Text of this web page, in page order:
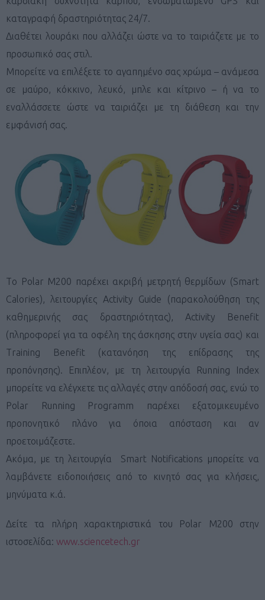
καταγραφή δραστηριότητας 24/7.
Διαθέτει λουράκι που αλλάζει ώστε να το ταιριάζετε με το
προσωπικό σας στιλ.
Μπορείτε να επιλέξετε το αγαπημένο σας χρώμα – ανάμεσα
σε μαύρο, κόκκινο, λευκό, μπλε και κίτρινο – ή να το
εναλλάσσετε ώστε να ταιριάζει με τη διάθεση και την
εμφάνισή σας.
Τo Polar M200 παρέχει ακριβή μετρητή θερμίδων (Smart
Calories), λειτουργίες Activity Guide (παρακολούθηση της
καθημερινής σας δραστηριότητας), Activity Benefit
(πληροφορεί για τα οφέλη της άσκησης στην υγεία σας) και
Training Benefit (κατανόηση της επίδρασης της
προπόνησης). Επιπλέον, με τη λειτουργία Running Index
μπορείτε να ελέγχετε τις αλλαγές στην απόδοσή σας, ενώ το
Polar Running Programm παρέχει εξατομικευμένο
προπονητικό πλάνο για όποια απόσταση και αν
προετοιμάζεστε.
Ακόμα, με τη λειτουργία Smart Notifications μπορείτε να
λαμβάνετε ειδοποιήσεις από το κινητό σας για κλήσεις,
μηνύματα κ.ά.
Δείτε τα πλήρη χαρακτηριστικά του Polar M200 στην
ιστοσελίδα: www.sciencetech.gr